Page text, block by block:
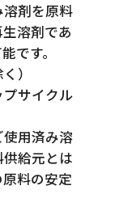
剤を原料
溶剤であ
です。
）
サイクル
用済み溶
給元とは
料の安定